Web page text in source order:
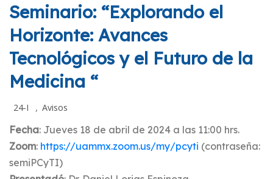
Seminario: “Explorando el
Horizonte: Avances
Tecnológicos y el Futuro de la
Medicina “
24-I , Avisos
Fecha: Jueves 18 de abril de 2024 a las 11:00 hrs.
Zoom: https://uammx.zoom.us/my/pcyti (contraseña:
semiPCyTI)